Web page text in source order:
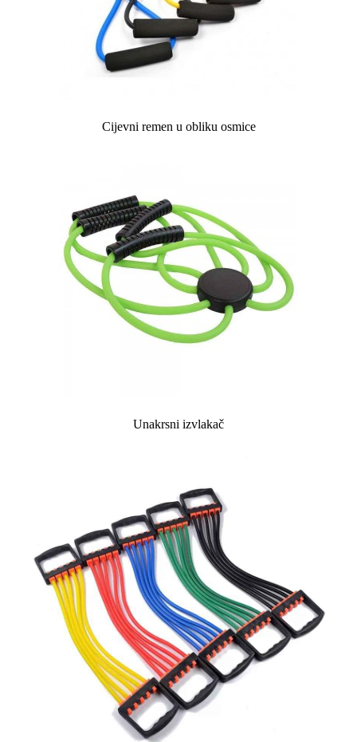
Cijevni remen u obliku osmice
Unakrsni izvlakač